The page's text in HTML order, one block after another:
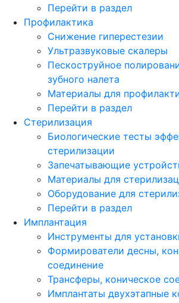
Перейти в раздел
Профилактика
Снижение гиперестезии
Ультразвуковые скалеры
Пескоструйное
зубного налета
Материалы для
Перейти в раздел
Стерилизация
Биологические тесты
стерилизации
Запечатывающие
Материалы для
Оборудование для
Перейти в раздел
Имплантация
Инструменты для
Формирователи десны,
соединение
Трансферы, коническое
Имплантаты двухэтапные